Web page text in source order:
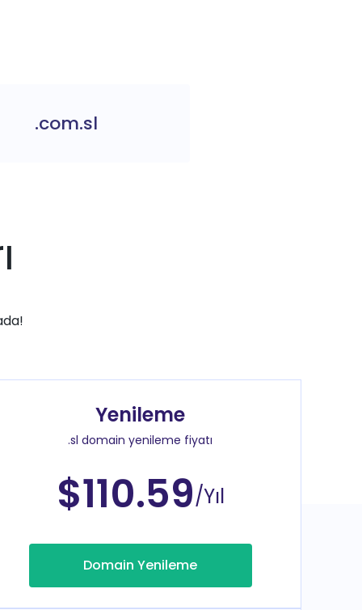
.com.sl
Yenileme
.sl domain yenileme fiyatı
$110.59/Yıl
Domain Yenileme